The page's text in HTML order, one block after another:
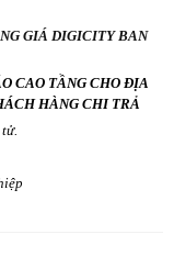
GIÁ DIGICITY BAN
CAO TẦNG CHO ĐỊA
HÀNG CHI TRẢ